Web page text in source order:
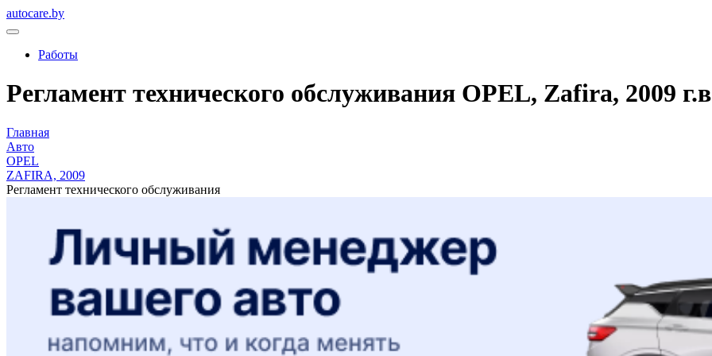
autocare.by
Работы
Регламент технического обслуживания OPEL, Zafira, 2009
Главная
Авто
OPEL
ZAFIRA, 2009
Регламент технического обслуживания